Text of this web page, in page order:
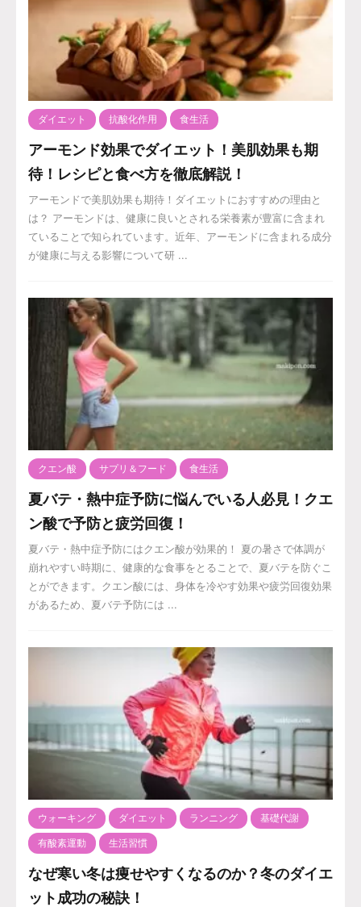
ダイエット 抗酸化作用 食生活
アーモンド効果でダイエット！美肌効果も期
待！レシピと食べ方を徹底解説！
アーモンドで美肌効果も期待！ダイエットにおすすめの理由と
は？ アーモンドは、健康に良いとされる栄養素が豊富に含まれ
ていることで知られています。近年、アーモンドに含まれる成分
が健康に与える影響について研 ...
クエン酸 サプリ＆フード 食生活
夏バテ・熱中症予防に悩んでいる人必見！クエ
ン酸で予防と疲労回復！
夏バテ・熱中症予防にはクエン酸が効果的！ 夏の暑さで体調が
崩れやすい時期に、健康的な食事をとることで、夏バテを防ぐこ
とができます。クエン酸には、身体を冷やす効果や疲労回復効果
があるため、夏バテ予防には ...
ウォーキング ダイエット ランニング 基礎代謝
有酸素運動 生活習慣
なぜ寒い冬は痩せやすくなるのか？冬のダイエ
ット成功の秘訣！